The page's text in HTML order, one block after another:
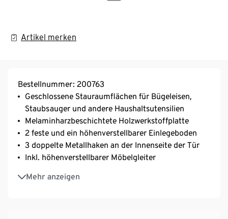
Artikel merken
Bestellnummer: 200763
Geschlossene Stauraumflächen für Bügeleisen,
Staubsauger und andere Haushaltsutensilien
Melaminharzbeschichtete Holzwerkstoffplatte
2 feste und ein höhenverstellbarer Einlegeboden
3 doppelte Metallhaken an der Innenseite der Tür
Inkl. höhenverstellbarer Möbelgleiter
Mehr anzeigen
MADE IN GERMANY